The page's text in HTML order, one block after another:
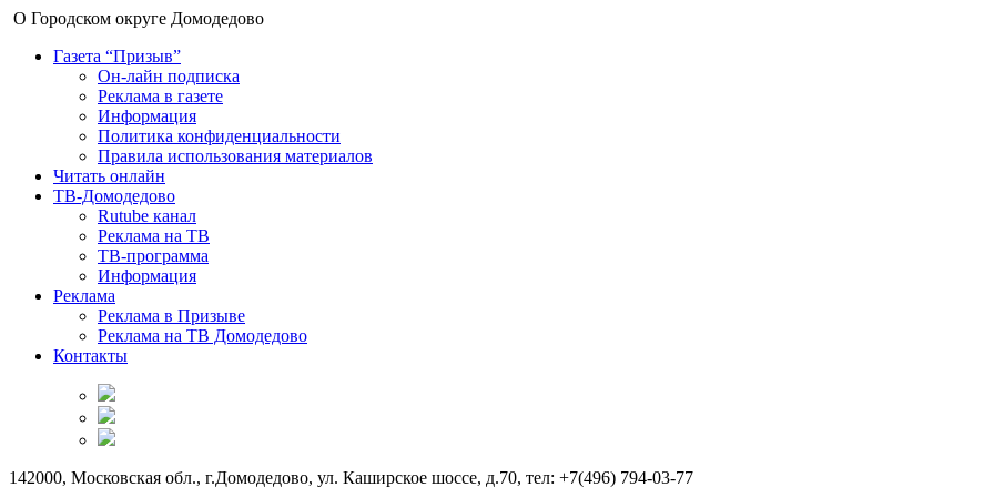
О Городском округе Домодедово
Газета “Призыв”
Он-лайн подписка
Реклама в газете
Информация
Политика конфиденциальности
Правила использования материалов
Читать онлайн
ТВ-Домодедово
Rutube канал
Реклама на ТВ
ТВ-программа
Информация
Реклама
Реклама в Призыве
Реклама на ТВ Домодедово
Контакты
142000, Московская обл., г.Домодедово, ул. Каширское шоссе, д.70, тел: +7(496) 794-03-77